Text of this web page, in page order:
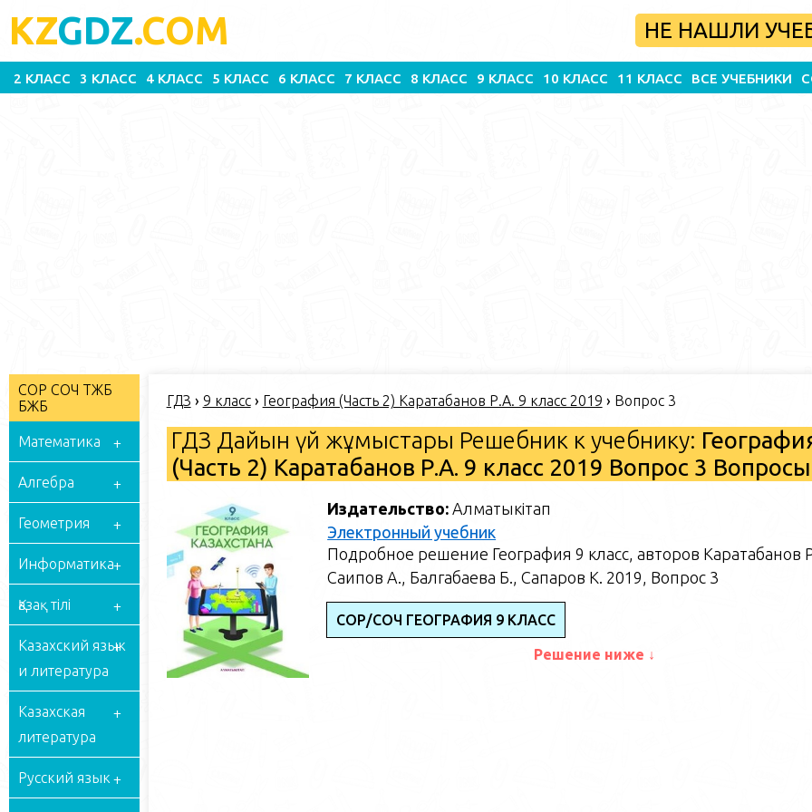
KZGDZ.COM НЕ НАШЛИ
2 КЛАСС 3 КЛАСС 4 КЛАСС 5 КЛАСС 6 КЛАСС 7 КЛАСС 8 КЛАСС 9 КЛАСС 10 КЛАСС 11 КЛАСС ВСЕ УЧЕБНИКИ
СОР СОЧ ТЖБ
БЖБ
Математика
Алгебра
Геометрия
Информатика
Қазақ тілі
Казахский язык
и литература
Казахская
литература
Русский язык
ГДЗ › 9 класс› География (Часть 2) Каратабанов Р.А. 9 класс 2019 › Вопрос 3
ГДЗ Дайын үй жұмыстары Решебник к учебнику:
(Часть 2) Каратабанов Р.А. 9 класс 2019 Вопрос 3 Вопросы
Издательство:Алматыкітап
Электронный учебник
Подробное решение География 9 класс, авторов Каратабанов
Саипов А., Балгабаева Б., Сапаров К. 2019, Вопрос 3
СОР/СОЧ ГЕОГРАФИЯ 9 КЛАСС
Решение ниже ↓